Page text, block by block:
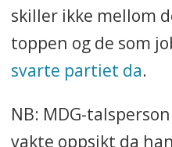
skiller ikke mellom
toppen og de som
svarte partiet da.
NB: MDG-
vakte oppsikt da